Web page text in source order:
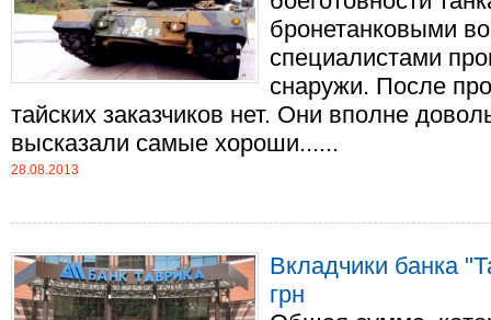
бронетанковыми
специалистами
снаружи. После
тайских заказчиков нет. Они вполне
высказали самые хороши......
28.08.2013
Вкладчики банка
грн